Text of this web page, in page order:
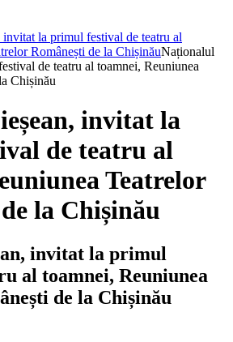
la primul festival de teatru al
Românești de la ChișinăuNaționalul
de teatru al toamnei, Reuniunea
Chișinău
invitat la
de teatru al
Teatrelor
la Chișinău
invitat la primul
al toamnei, Reuniunea
de la Chișinău